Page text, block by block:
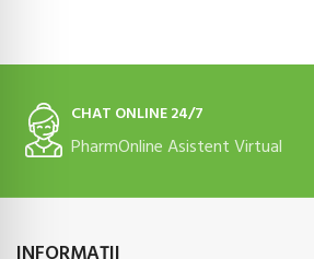
CHAT ONLINE 24/7
PharmOnline Asistent Virtual